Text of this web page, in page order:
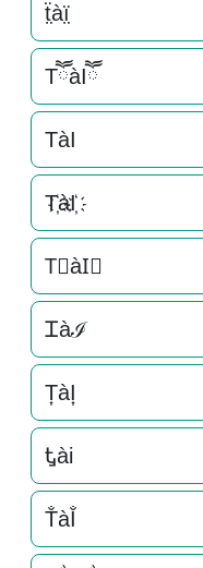
ẗ̤àï̤
TཽàIཽ
TàI
T҉àI҉
T⃜àI⃜
Ꮖàℐ
T͎àI͎
Ꮏài
T̐àI̐